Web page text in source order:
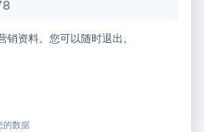
资料。您可以随时退出。
的数据